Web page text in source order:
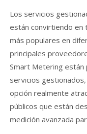
Los servicios
están convirtiendo en
más populares en
principales
Smart Metering están
servicios
opción realmente
públicos que están
medición avanzada